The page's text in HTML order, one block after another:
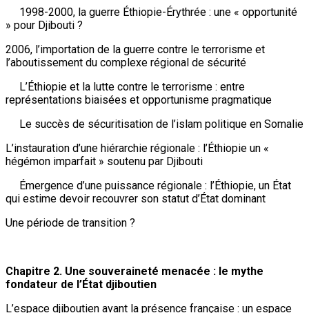
1998-2000, la guerre Éthiopie-Érythrée : une « opportunité
» pour Djibouti ?
2006, l’importation de la guerre contre le terrorisme et
l’aboutissement du complexe régional de sécurité
L’Éthiopie et la lutte contre le terrorisme : entre
représentations biaisées et opportunisme pragmatique
Le succès de sécuritisation de l’islam politique en Somalie
L’instauration d’une hiérarchie régionale : l’Éthiopie un «
hégémon imparfait » soutenu par Djibouti
Émergence d’une puissance régionale : l’Éthiopie, un État
qui estime devoir recouvrer son statut d’État dominant
Une période de transition ?
Chapitre 2. Une souveraineté menacée : le mythe
fondateur de l’État djiboutien
L’espace djiboutien avant la présence française : un espace